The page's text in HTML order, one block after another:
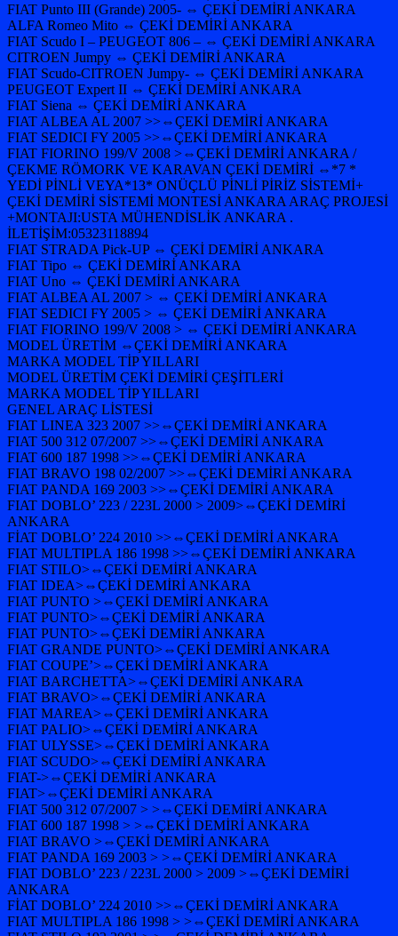
FIAT Punto III (Grande) 2005- ⇔ ÇEKİ DEMİRİ ANKARA
ALFA Romeo Mito ⇔ ÇEKİ DEMİRİ ANKARA
FIAT Scudo I – PEUGEOT 806 – ⇔ ÇEKİ DEMİRİ ANKARA
CITROEN Jumpy ⇔ ÇEKİ DEMİRİ ANKARA
FIAT Scudo-CITROEN Jumpy- ⇔ ÇEKİ DEMİRİ ANKARA
PEUGEOT Expert II ⇔ ÇEKİ DEMİRİ ANKARA
FIAT Siena ⇔ ÇEKİ DEMİRİ ANKARA
FIAT ALBEA AL 2007 >>⇔ÇEKİ DEMİRİ ANKARA
FIAT SEDICI FY 2005 >>⇔ÇEKİ DEMİRİ ANKARA
FIAT FIORINO 199/V 2008 >⇔ÇEKİ DEMİRİ ANKARA /
ÇEKME RÖMORK VE KARAVAN ÇEKİ DEMİRİ ⇔*7 *
YEDİ PİNLİ VEYA*13* ONÜÇLÜ PİNLİ PİRİZ SİSTEMİ+
ÇEKİ DEMİRİ SİSTEMİ MONTESİ ANKARA ARAÇ PROJESİ
+MONTAJI:USTA MÜHENDİSLİK ANKARA .
İLETİŞİM:05323118894
FIAT STRADA Pick-UP ⇔ ÇEKİ DEMİRİ ANKARA
FIAT Tipo ⇔ ÇEKİ DEMİRİ ANKARA
FIAT Uno ⇔ ÇEKİ DEMİRİ ANKARA
FIAT ALBEA AL 2007 > ⇔ ÇEKİ DEMİRİ ANKARA
FIAT SEDICI FY 2005 > ⇔ ÇEKİ DEMİRİ ANKARA
FIAT FIORINO 199/V 2008 > ⇔ ÇEKİ DEMİRİ ANKARA
MODEL ÜRETİM ⇔ÇEKİ DEMİRİ ANKARA
MARKA MODEL TİP YILLARI
MODEL ÜRETİM ÇEKİ DEMİRİ ÇEŞİTLERİ
MARKA MODEL TİP YILLARI
GENEL ARAÇ LİSTESİ
FIAT LINEA 323 2007 >>⇔ÇEKİ DEMİRİ ANKARA
FIAT 500 312 07/2007 >>⇔ÇEKİ DEMİRİ ANKARA
FIAT 600 187 1998 >>⇔ÇEKİ DEMİRİ ANKARA
FIAT BRAVO 198 02/2007 >>⇔ÇEKİ DEMİRİ ANKARA
FIAT PANDA 169 2003 >>⇔ÇEKİ DEMİRİ ANKARA
FIAT DOBLO’ 223 / 223L 2000 > 2009>⇔ÇEKİ DEMİRİ
ANKARA
FİAT DOBLO’ 224 2010 >>⇔ÇEKİ DEMİRİ ANKARA
FIAT MULTIPLA 186 1998 >>⇔ÇEKİ DEMİRİ ANKARA
FIAT STILO>⇔ÇEKİ DEMİRİ ANKARA
FIAT IDEA>⇔ÇEKİ DEMİRİ ANKARA
FIAT PUNTO >⇔ÇEKİ DEMİRİ ANKARA
FIAT PUNTO>⇔ÇEKİ DEMİRİ ANKARA
FIAT PUNTO>⇔ÇEKİ DEMİRİ ANKARA
FIAT GRANDE PUNTO>⇔ÇEKİ DEMİRİ ANKARA
FIAT COUPE’>⇔ÇEKİ DEMİRİ ANKARA
FIAT BARCHETTA>⇔ÇEKİ DEMİRİ ANKARA
FIAT BRAVO>⇔ÇEKİ DEMİRİ ANKARA
FIAT MAREA>⇔ÇEKİ DEMİRİ ANKARA
FIAT PALIO>⇔ÇEKİ DEMİRİ ANKARA
FIAT ULYSSE>⇔ÇEKİ DEMİRİ ANKARA
FIAT SCUDO>⇔ÇEKİ DEMİRİ ANKARA
FIAT->⇔ÇEKİ DEMİRİ ANKARA
FIAT>⇔ÇEKİ DEMİRİ ANKARA
FIAT 500 312 07/2007 > >⇔ÇEKİ DEMİRİ ANKARA
FIAT 600 187 1998 > >⇔ÇEKİ DEMİRİ ANKARA
FIAT BRAVO >⇔ÇEKİ DEMİRİ ANKARA
FIAT PANDA 169 2003 > >⇔ÇEKİ DEMİRİ ANKARA
FIAT DOBLO’ 223 / 223L 2000 > 2009 >⇔ÇEKİ DEMİRİ
ANKARA
FİAT DOBLO’ 224 2010 >>⇔ÇEKİ DEMİRİ ANKARA
FIAT MULTIPLA 186 1998 > >⇔ÇEKİ DEMİRİ ANKARA